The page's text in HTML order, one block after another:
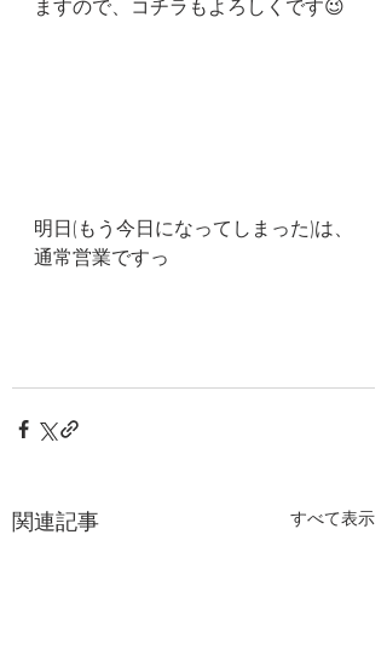
ますので、コチラもよろしくです😉
明日(もう今日になってしまった)は、
通常営業ですっ
関連記事 すべて表示